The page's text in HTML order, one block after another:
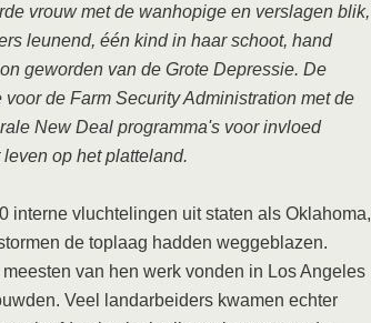
vrouw met de wanhopige en verslagen blik,
leunend, één kind in haar schoot, hand
geworden van de Grote Depressie. De
de Farm Security Administration met de
New Deal programma's voor invloed
op het platteland.
interne vluchtelingen uit staten als Oklahoma,
de toplaag hadden weggeblazen.
van hen werk vonden in Los Angeles
Veel landarbeiders kwamen echter